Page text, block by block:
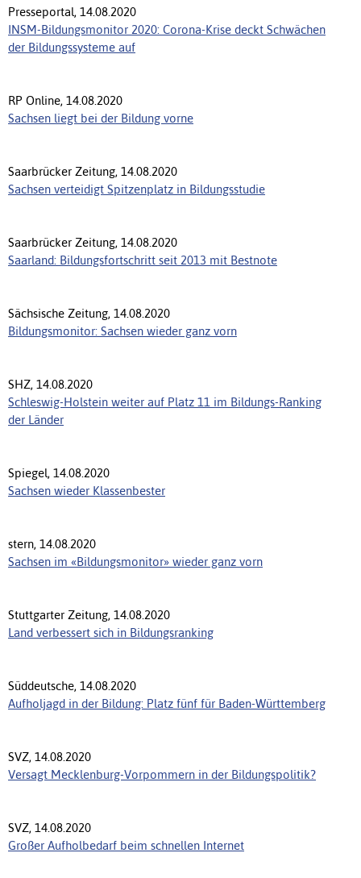
Presseportal, 14.08.2020
INSM-Bildungsmonitor 2020: Corona-Krise deckt Schwächen
der Bildungssysteme auf
RP Online, 14.08.2020
Sachsen liegt bei der Bildung vorne
Saarbrücker Zeitung, 14.08.2020
Sachsen verteidigt Spitzenplatz in Bildungsstudie
Saarbrücker Zeitung, 14.08.2020
Saarland: Bildungsfortschritt seit 2013 mit Bestnote
Sächsische Zeitung, 14.08.2020
Bildungsmonitor: Sachsen wieder ganz vorn
SHZ, 14.08.2020
Schleswig-Holstein weiter auf Platz 11 im Bildungs-Ranking
der Länder
Spiegel, 14.08.2020
Sachsen wieder Klassenbester
stern, 14.08.2020
Sachsen im «Bildungsmonitor» wieder ganz vorn
Stuttgarter Zeitung, 14.08.2020
Land verbessert sich in Bildungsranking
Süddeutsche, 14.08.2020
Aufholjagd in der Bildung: Platz fünf für Baden-Württemberg
SVZ, 14.08.2020
Versagt Mecklenburg-Vorpommern in der Bildungspolitik?
SVZ, 14.08.2020
Großer Aufholbedarf beim schnellen Internet